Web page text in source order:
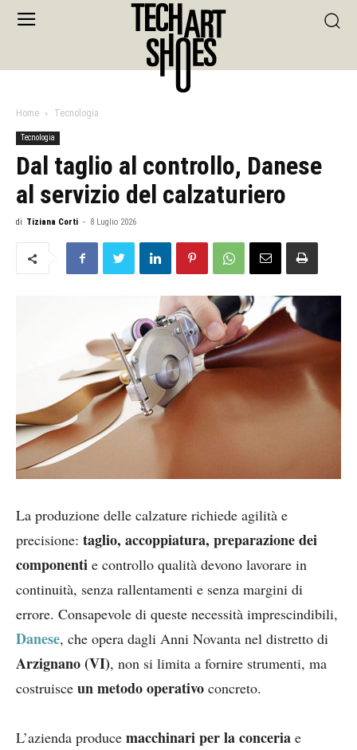
Home Tecnologia
Tecnologia
Dal taglio al controllo, Danese
al servizio del calzaturiero
di Tiziana Corti - 8 Luglio 2026
La produzione delle calzature richiede agilità e
precisione: taglio, accoppiatura, preparazione dei
componenti e controllo qualità devono lavorare in
continuità, senza rallentamenti e senza margini di
errore. Consapevole di queste necessità imprescindibili,
Danese, che opera dagli Anni Novanta nel distretto di
Arzignano (VI), non si limita a fornire strumenti, ma
costruisce un metodo operativo concreto.
L’azienda produce macchinari per la conceria e